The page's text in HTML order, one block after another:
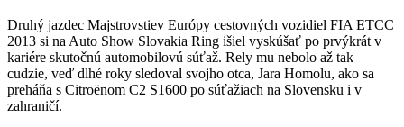
Druhý jazdec Majstrovstiev Európy cestovných vozidiel FIA ETCC
2013 si na Auto Show Slovakia Ring išiel vyskúšať po prvýkrát v
kariére skutočnú automobilovú súťaž. Rely mu nebolo až tak
cudzie, veď dlhé roky sledoval svojho otca, Jara Homolu, ako sa
preháňa s Citroënom C2 S1600 po súťažiach na Slovensku i v
zahraničí.